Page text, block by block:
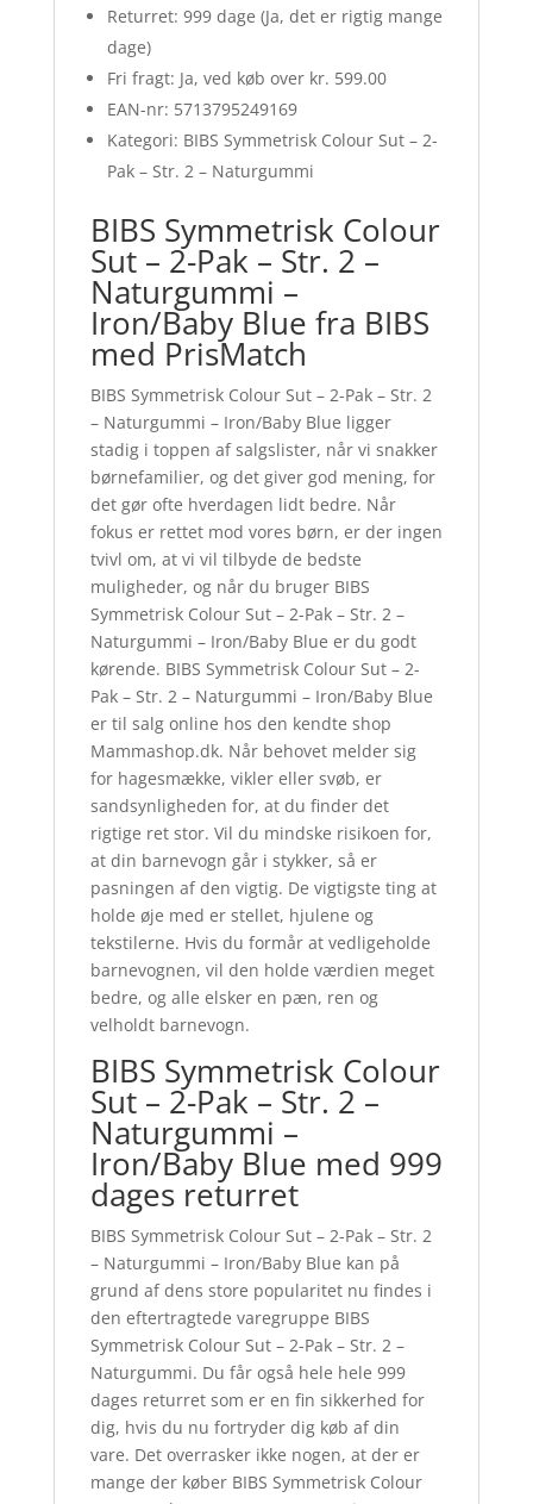
Returret: 999 dage (Ja, det er rigtig mange
dage)
Fri fragt: Ja, ved køb over kr. 599.00
EAN-nr: 5713795249169
Kategori: BIBS Symmetrisk Colour Sut – 2-
Pak – Str. 2 – Naturgummi
BIBS Symmetrisk Colour
Sut – 2-Pak – Str. 2 –
Naturgummi –
Iron/Baby Blue fra BIBS
med PrisMatch
BIBS Symmetrisk Colour Sut – 2-Pak – Str. 2
– Naturgummi – Iron/Baby Blue ligger
stadig i toppen af salgslister, når vi snakker
børnefamilier, og det giver god mening, for
det gør ofte hverdagen lidt bedre. Når
fokus er rettet mod vores børn, er der ingen
tvivl om, at vi vil tilbyde de bedste
muligheder, og når du bruger BIBS
Symmetrisk Colour Sut – 2-Pak – Str. 2 –
Naturgummi – Iron/Baby Blue er du godt
kørende. BIBS Symmetrisk Colour Sut – 2-
Pak – Str. 2 – Naturgummi – Iron/Baby Blue
er til salg online hos den kendte shop
Mammashop.dk. Når behovet melder sig
for hagesmække, vikler eller svøb, er
sandsynligheden for, at du finder det
rigtige ret stor. Vil du mindske risikoen for,
at din barnevogn går i stykker, så er
pasningen af den vigtig. De vigtigste ting at
holde øje med er stellet, hjulene og
tekstilerne. Hvis du formår at vedligeholde
barnevognen, vil den holde værdien meget
bedre, og alle elsker en pæn, ren og
velholdt barnevogn.
BIBS Symmetrisk Colour
Sut – 2-Pak – Str. 2 –
Naturgummi –
Iron/Baby Blue med 999
dages returret
BIBS Symmetrisk Colour Sut – 2-Pak – Str. 2
– Naturgummi – Iron/Baby Blue kan på
grund af dens store popularitet nu findes i
den eftertragtede varegruppe BIBS
Symmetrisk Colour Sut – 2-Pak – Str. 2 –
Naturgummi. Du får også hele hele 999
dages returret som er en fin sikkerhed for
dig, hvis du nu fortryder dig køb af din
vare. Det overrasker ikke nogen, at der er
mange der køber BIBS Symmetrisk Colour